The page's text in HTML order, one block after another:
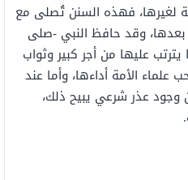
لغيرها، فهذه السنن تُصلى مع
بعدها، وقد حافظ النبي -صلى
عليها من أجر كبير وثواب
الأمة أداءها، وأما عند
وجود عذر شرعي يبيح ذلك،